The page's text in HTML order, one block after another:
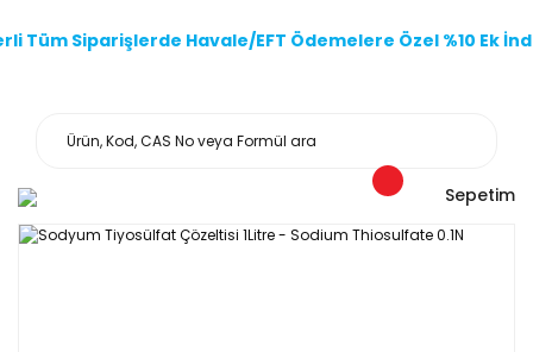
Tüm Siparişlerde Havale/EFT Ödemelere Özel %10 Ek
Sepetim